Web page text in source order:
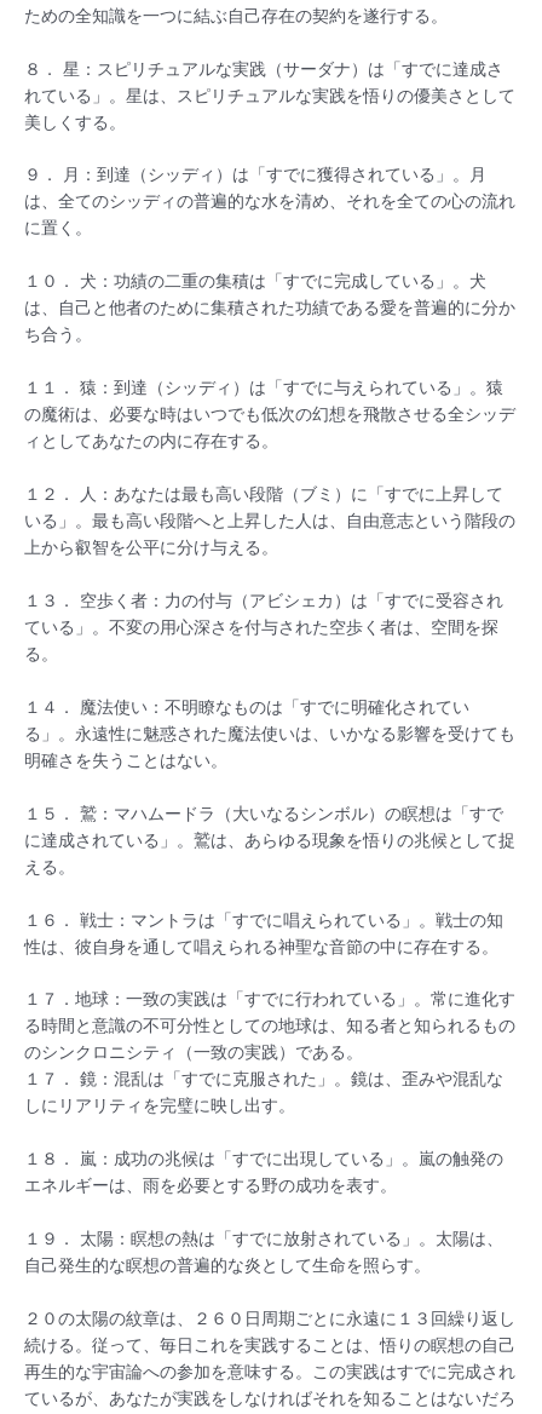
ための全知識を一つに結ぶ自己存在の契約を遂行する。
８． 星：スピリチュアルな実践（サーダナ）は「すでに達成さ
れている」。星は、スピリチュアルな実践を悟りの優美さとして
美しくする。
９． 月：到達（シッディ）は「すでに獲得されている」。月
は、全てのシッディの普遍的な水を清め、それを全ての心の流れ
に置く。
１０． 犬：功績の二重の集積は「すでに完成している」。犬
は、自己と他者のために集積された功績である愛を普遍的に分か
ち合う。
１１． 猿：到達（シッディ）は「すでに与えられている」。猿
の魔術は、必要な時はいつでも低次の幻想を飛散させる全シッデ
ィとしてあなたの内に存在する。
１２． 人：あなたは最も高い段階（ブミ）に「すでに上昇して
いる」。最も高い段階へと上昇した人は、自由意志という階段の
上から叡智を公平に分け与える。
１３． 空歩く者：力の付与（アビシェカ）は「すでに受容され
ている」。不変の用心深さを付与された空歩く者は、空間を探
る。
１４． 魔法使い：不明瞭なものは「すでに明確化されてい
る」。永遠性に魅惑された魔法使いは、いかなる影響を受けても
明確さを失うことはない。
１５． 鷲：マハムードラ（大いなるシンボル）の瞑想は「すで
に達成されている」。鷲は、あらゆる現象を悟りの兆候として捉
える。
１６． 戦士：マントラは「すでに唱えられている」。戦士の知
性は、彼自身を通して唱えられる神聖な音節の中に存在する。
１７．地球：一致の実践は「すでに行われている」。常に進化す
る時間と意識の不可分性としての地球は、知る者と知られるもの
のシンクロニシティ（一致の実践）である。
１７． 鏡：混乱は「すでに克服された」。鏡は、歪みや混乱な
しにリアリティを完璧に映し出す。
１８． 嵐：成功の兆候は「すでに出現している」。嵐の触発の
エネルギーは、雨を必要とする野の成功を表す。
１９． 太陽：瞑想の熱は「すでに放射されている」。太陽は、
自己発生的な瞑想の普遍的な炎として生命を照らす。
２０の太陽の紋章は、２６０日周期ごとに永遠に１３回繰り返し
続ける。従って、毎日これを実践することは、悟りの瞑想の自己
再生的な宇宙論への参加を意味する。この実践はすでに完成され
ているが、あなたが実践をしなければそれを知ることはないだろ